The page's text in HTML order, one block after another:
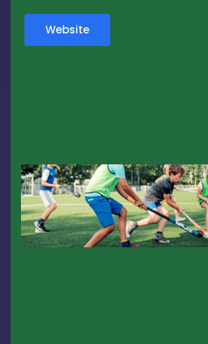
Website